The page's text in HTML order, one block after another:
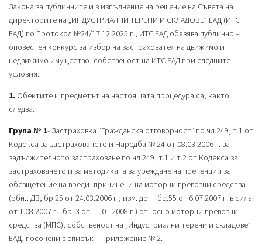
Закона за публичните и в изпълнение на решение на Съвета на
директорите на „ИНДУСТРИАЛНИ ТЕРЕНИ И СКЛАДОВЕ” ЕАД (ИТС
ЕАД) по Протокол №24/17.12.2025 г., ИТС ЕАД обявява публично –
оповестен конкурс за избор на застраховател на движимо и
недвижимо имущество, собственост на ИТС ЕАД при следните
условия:
1. Обектите и предметът на настоящата процедура са, както
следва:
Група № 1- Застраховка “Гражданска отговорност” по чл.249, т.1 от
Кодекса за застраховането и Наредба № 24 от 08.03.2006 г. за
задължителното застраховане по чл.249, т.1 и т.2 от Кодекса за
застраховането и за методиката за уреждане на претенции за
обезщетение на вреди, причинени на моторни превозни средства
(обн., ДВ, бр.25 от 24.03.2006 г., изм. доп. бр.55 от 6.07.2007 г. в сила
от 1.08.2007 г., бр. 3 от 11.01.2008 г.) относно моторни превозни
средства (МПС), собственост на „Индустриални терени и складове”
ЕАД, посочени в списък – Приложение № 2.